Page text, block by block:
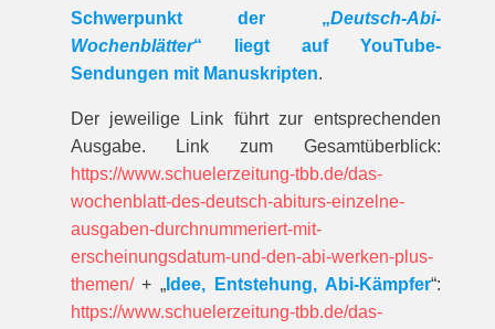
Schwerpunkt der „Deutsch-Abi-
Wochenblätter“ liegt auf YouTube-
Sendungen mit Manuskripten.
Der jeweilige Link führt zur entspre­chenden
Ausgabe. Link zum Gesamt­über­blick:
https://www.schuelerzeitung-tbb.de/das-
wochenblatt-des-deutsch-abiturs-einzelne-
ausgaben-durchnummeriert-mit-
erscheinungsdatum-und-den-abi-werken-plus-
themen/+ „ Idee, Entstehung, Abi-Kämpfer“:
https://www.schuelerzeitung-tbb.de/das-